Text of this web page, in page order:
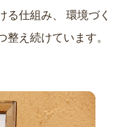
る仕組み、
整え続けています。